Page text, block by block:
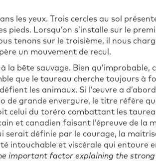
les yeux. Trois cercles au sol
pieds. Lorsqu’on s’installe sur le
tenons sur le troisième, il nous
un mouvement de recul.
bête sauvage. Bien qu’improbable,
que le taureau cherche toujours à
les animaux. Si l’œuvre a
de grande envergure, le titre réfère
celui du toréro combattant les
et canadien faisant l’épreuve de la
serait définie par le courage, la
intouchable et viscérale qui entoure
important factor explaining the